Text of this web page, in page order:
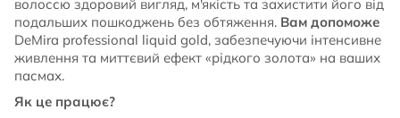
волоссю здоровий вигляд, м'якість та захистити його від
подальших пошкоджень без обтяження. Вам допоможе
DeMira professional liquid gold, забезпечуючи інтенсивне
живлення та миттєвий ефект «рідкого золота» на ваших
пасмах.
Як це працює?